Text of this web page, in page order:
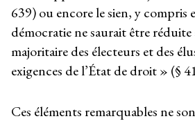
639) ou encore le sien, y compris
démocratie ne saurait être
majoritaire des électeurs et des
exigences de l’État de droit » (§
Ces éléments remarquables ne